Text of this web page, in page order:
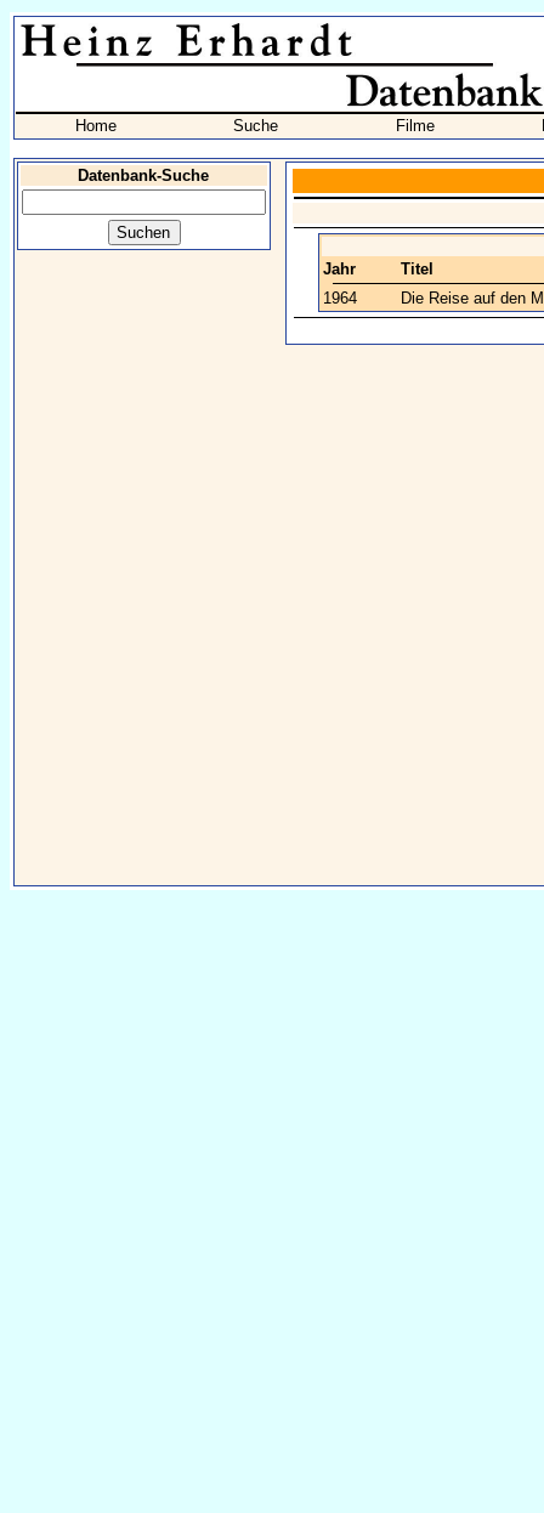
Home Suche Filme
Datenbank-Suche
Jahr
Titel
1964
Die Reise auf den